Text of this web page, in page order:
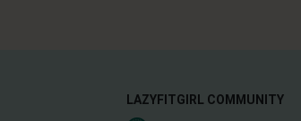
LAZYFITGIRL COMMUNITY